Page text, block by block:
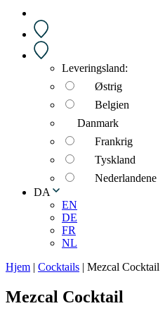
Leveringsland:
Østrig
Belgien
Danmark
Frankrig
Tyskland
Nederlandene
DA
EN
DE
FR
NL
Hjem | Cocktails | Mezcal Cocktail
Mezcal Cocktail